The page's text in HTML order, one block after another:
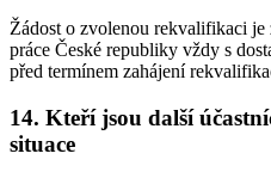
Žádost o zvolenou rekvalifikaci je
práce České republiky vždy s
před termínem zahájení
14. Kteří jsou další
situace